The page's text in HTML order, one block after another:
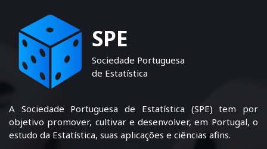
SPE
Sociedade Portuguesa
de Estatística
A Sociedade Portuguesa de Estatística (SPE) tem por
objetivo promover, cultivar e desenvolver, em Portugal, o
estudo da Estatística, suas aplicações e ciências afins.